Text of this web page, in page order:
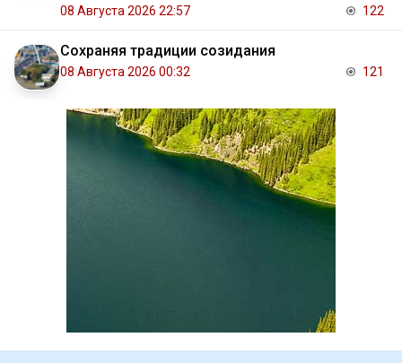
08 Августа 2026 22:57 122
Сохраняя традиции созидания
08 Августа 2026 00:32 121